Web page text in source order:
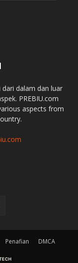
dalam dan luar
PREBIU.com
aspects from
Penafian DMCA